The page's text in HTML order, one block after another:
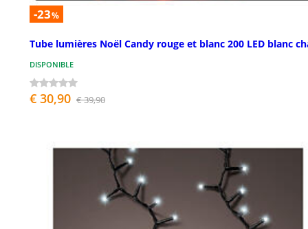
-23%
Tube lumières Noël Candy rouge et blanc 200 LED blanc
DISPONIBLE
€ 30,90 € 39,90